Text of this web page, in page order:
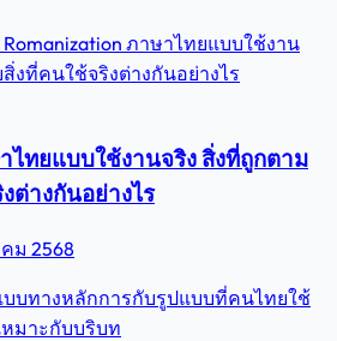
ไทยแบบใช้งานจริง สิ่งที่ถูกตาม
ต่างกันอย่างไร
ม 2568
บบทางหลักการกับรูปแบบที่คนไทยใช้
หมาะกับบริบท